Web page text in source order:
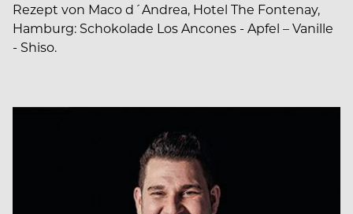
Rezept von Maco d´Andrea, Hotel The Fontenay,
Hamburg: Schokolade Los Ancones - Apfel – Vanille
- Shiso.